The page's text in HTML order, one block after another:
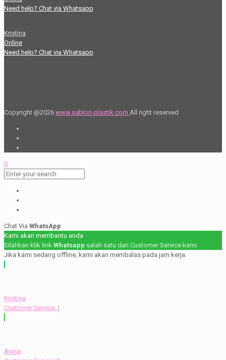
Need help? Chat via Whatsapp
Kristina
Online
Need help? Chat via Whatsapp
Copyright @2026 www.sablon-plastik.com All right reserved
0
Chat Via WhatsApp
Kami akan membantu anda
Silahkan klik link Whatsapp salah satu dari Customer Service kami.
Jika kami sedang offline, kami akan membalas pada jam kerja.
Kristina
Customer Service 1
Anisa